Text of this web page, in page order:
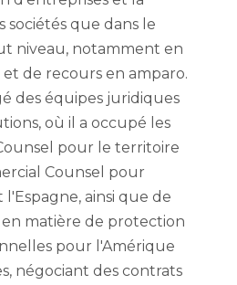
que dans le
niveau, notamment en
de recours en amparo.
des équipes juridiques
où il a occupé les
pour le territoire
Counsel pour
ainsi que de
matière de protection
pour l'Amérique
négociant des contrats